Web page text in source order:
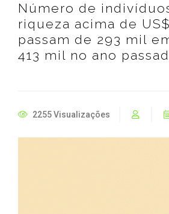
Número de
riqueza acima de
passam de 293 mil
413 mil no ano
2255 Visualizações